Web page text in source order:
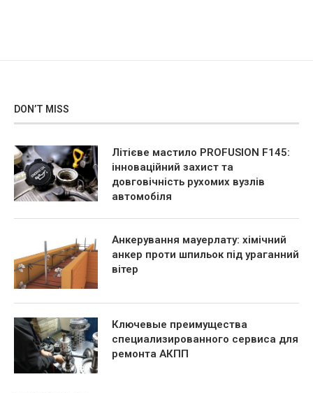
DON’T MISS
Літієве мастило PROFUSION F145:
інноваційний захист та
довговічність рухомих вузлів
автомобіля
Анкерування мауерлату: хімічний
анкер проти шпильок під ураганний
вітер
Ключевые преимущества
специализированного сервиса для
ремонта АКПП